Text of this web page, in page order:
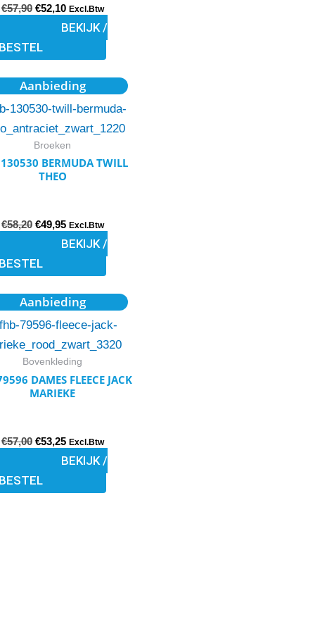
€57,90 €52,10 Excl.Btw
BEKIJK /
BESTEL
gekozen
worden
de
productpagina
Aanbieding
Broeken
BERMUDA TWILL
THEO
€58,20
Oorspronkelijke
prijs
was:
€49,95
Huidige
prijs
is:
Excl.Btw
BEKIJK /
BESTEL
Dit
product
meerdere
variaties.
Deze
kan
gekozen
op
de
productpagina
Aanbieding
Bovenkleding
DAMES FLEECE JACK
MARIEKE
€57,00
Oorspronkelijke
prijs
was:
€53,25
Huidige
prijs
is:
€53,25.
Excl.Btw
BEKIJK /
BESTEL
Dit
product
heeft
meerdere
variaties.
Deze
kan
gekozen
op